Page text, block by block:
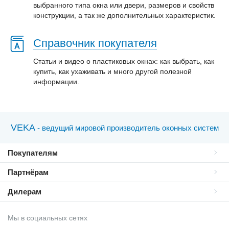
выбранного типа окна или двери, размеров и свойств
конструкции, а так же дополнительных характеристик.
Справочник покупателя
Статьи и видео о пластиковых окнах: как выбрать, как
купить, как ухаживать и много другой полезной
информации.
VEKA - ведущий мировой производитель оконных систем
Покупателям
Партнёрам
Дилерам
Мы в социальных сетях